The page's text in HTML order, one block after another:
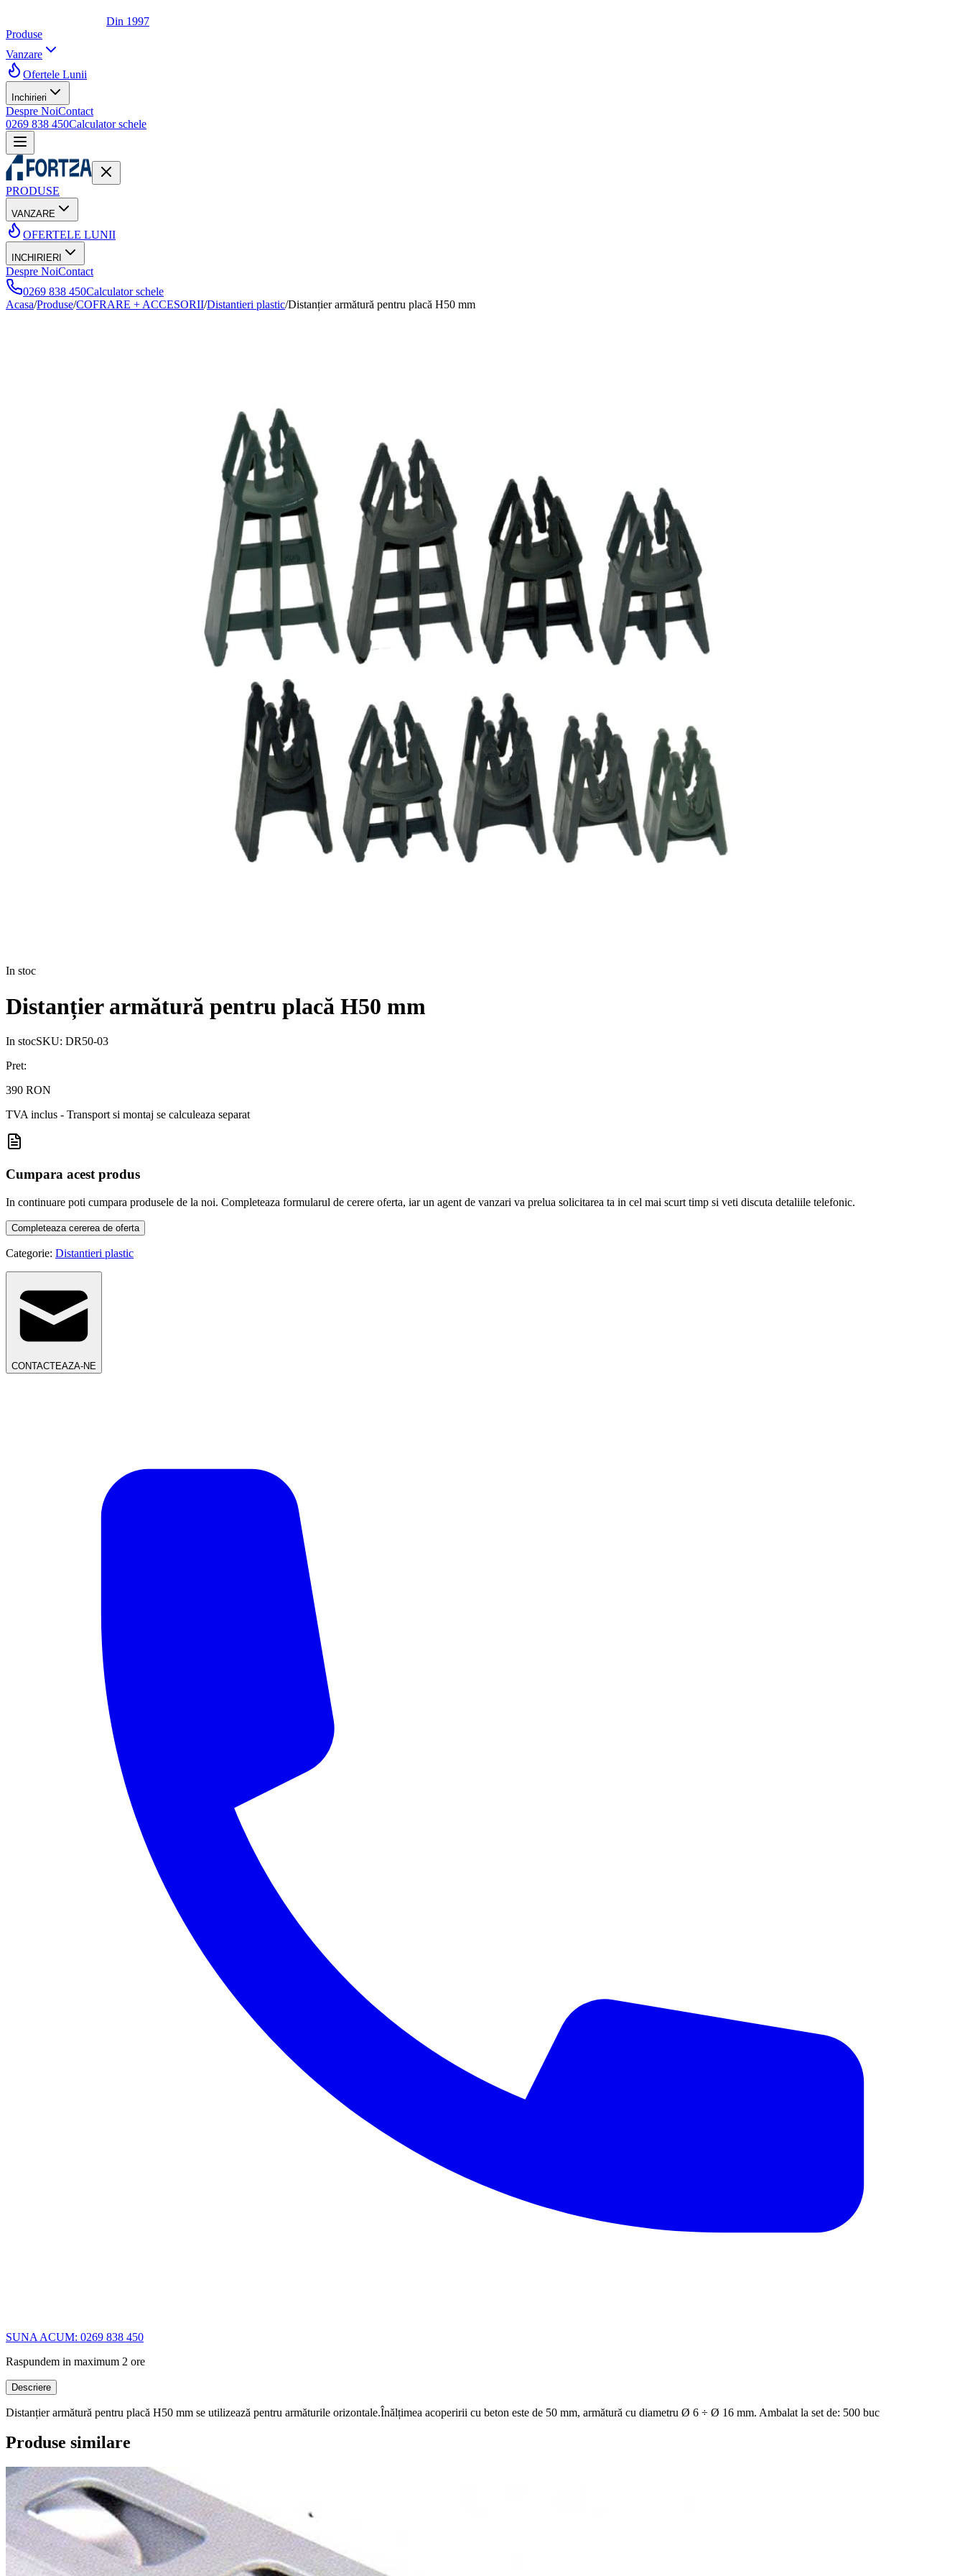
Din 1997
Produse
Vanzare
Ofertele Lunii
Inchirieri
Despre NoiContact
0269 838 450Calculator schele
PRODUSE
VANZARE
OFERTELE LUNII
INCHIRIERI
Despre NoiContact
0269 838 450Calculator schele
Acasa/Produse/COFRARE + ACCESORII/Distantieri plastic/Distanțier armătură pentru placă H50 mm
In stoc
Distanțier armătură pentru placă H50 mm
In stocSKU: DR50-03
Pret:
390 RON
TVA inclus - Transport si montaj se calculeaza separat
Cumpara acest produs
In continuare poti cumpara produsele de la noi. Completeaza formularul de cerere oferta, iar un agent de vanzari va prelua solicitarea ta in cel mai scurt timp si veti discuta detaliile telefonic.
Completeaza cererea de oferta
Categorie: Distantieri plastic
CONTACTEAZA-NE
SUNA ACUM: 0269 838 450
Raspundem in maximum 2 ore
Descriere
Distanțier armătură pentru placă H50 mm se utilizează pentru armăturile orizontale.Înălțimea acoperirii cu beton este de 50 mm, armătură cu diametru Ø 6 ÷ Ø 16 mm. Ambalat la set de: 500 buc
Produse similare